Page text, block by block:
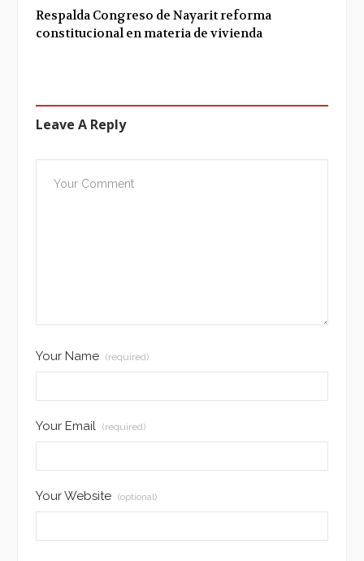
Respalda Congreso de Nayarit reforma
constitucional en materia de vivienda
Leave A Reply
Your Name (required)
Your Email (required)
Your Website (optional)